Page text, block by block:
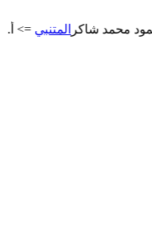
المتنبي=> أ. شاكر